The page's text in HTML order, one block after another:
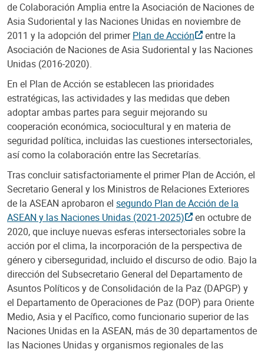
de Colaboración Amplia entre la Asociación de Naciones de
Asia Sudoriental y las Naciones Unidas en noviembre de
2011 y la adopción del primerPlan de Acción
entre la
Asociación de Naciones de Asia Sudoriental y las Naciones
Unidas (2016-2020).
En el Plan de Acción se establecen las prioridades
estratégicas, las actividades y las medidas que deben
adoptar ambas partes para seguir mejorando su
cooperación económica, sociocultural y en materia de
seguridad política, incluidas las cuestiones intersectoriales,
así como la colaboración entre las Secretarías.
Tras concluir satisfactoriamente el primer Plan de Acción, el
Secretario General y los Ministros de Relaciones Exteriores
de la ASEAN aprobaron el segundo Plan de Acción de la
ASEAN y las Naciones Unidas (2021-2025)
en octubre de
2020, que incluye nuevas esferas intersectoriales sobre la
acción por el clima, la incorporación de la perspectiva de
género y ciberseguridad, incluido el discurso de odio. Bajo la
dirección del Subsecretario General del Departamento de
Asuntos Políticos y de Consolidación de la Paz (DAPGP) y
el Departamento de Operaciones de Paz (DOP) para Oriente
Medio, Asia y el Pacífico, como funcionario superior de las
Naciones Unidas en la ASEAN, más de 30 departamentos de
las Naciones Unidas y organismos regionales de las